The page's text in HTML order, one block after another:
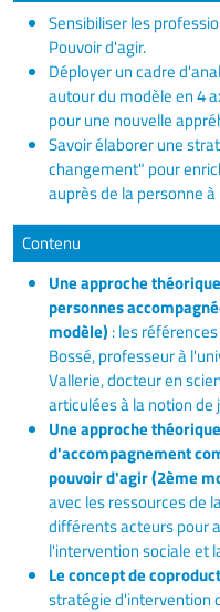
Sensibiliser les
Pouvoir d'agir.
Déployer un cadre
autour du modèle en 4
pour une nouvelle
Savoir élaborer une
changement" pour
auprès de la personne
Contenu
Une approche
personnes
modèle) : les
Bossé, professeur à
Vallerie, docteur en
articulées à la notion de
Une approche
d'accompagnement
pouvoir d'agir (2ème
avec les ressources de
différents acteurs pour
l'intervention sociale et
Le concept de
stratégie d'intervention